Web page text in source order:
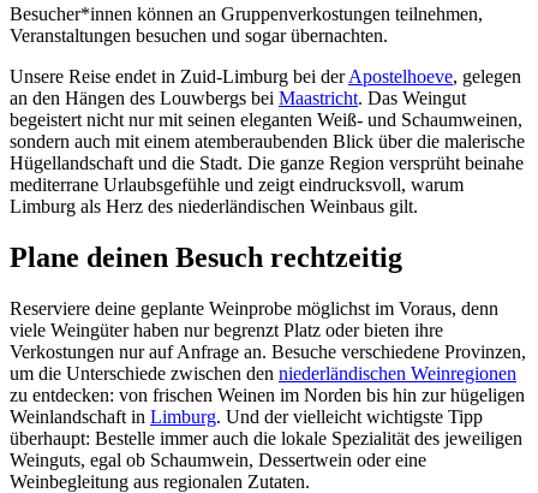
Besucher*innen können an Gruppenverkostungen teilnehmen,
Veranstaltungen besuchen und sogar übernachten.
Unsere Reise endet in Zuid-Limburg bei derApostelhoeve, gelegen
an den Hängen des Louwbergs bei Maastricht. Das Weingut
begeistert nicht nur mit seinen eleganten Weiß- und Schaumweinen,
sondern auch mit einem atemberaubenden Blick über die malerische
Hügellandschaft und die Stadt. Die ganze Region versprüht beinahe
mediterrane Urlaubsgefühle und zeigt eindrucksvoll, warum
Limburg als Herz des niederländischen Weinbaus gilt.
Plane deinen Besuch rechtzeitig
Reserviere deine geplante Weinprobe möglichst im Voraus, denn
viele Weingüter haben nur begrenzt Platz oder bieten ihre
Verkostungen nur auf Anfrage an. Besuche verschiedene Provinzen,
um die Unterschiede zwischen den niederländischen Weinregionen
zu entdecken: von frischen Weinen im Norden bis hin zur hügeligen
Weinlandschaft in Limburg. Und der vielleicht wichtigste Tipp
überhaupt: Bestelle immer auch die lokale Spezialität des jeweiligen
Weinguts, egal ob Schaumwein, Dessertwein oder eine
Weinbegleitung aus regionalen Zutaten.